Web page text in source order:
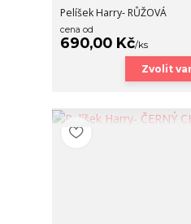
Pelíšek Harry- RŮŽOVÁ
cena od
690,00 Kč/ks
Zvolit